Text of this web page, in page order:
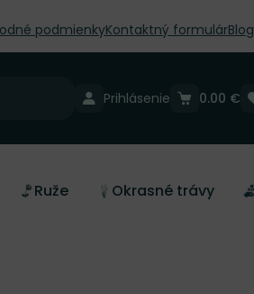
podmienkyKontaktný formulárBlog
Prihlásenie 0.00 €
Ruže Okrasné trávy